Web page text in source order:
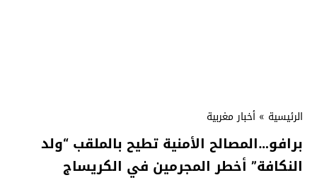
الرئيسية » أخبار مغربية
برافو…المصالح الأمنية تطيح بالملقب “ولد
النكافة” أخطر المجرمين في الكريساج